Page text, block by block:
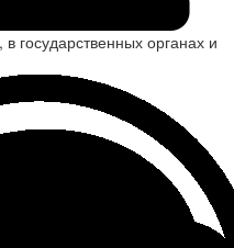
государственных органах и